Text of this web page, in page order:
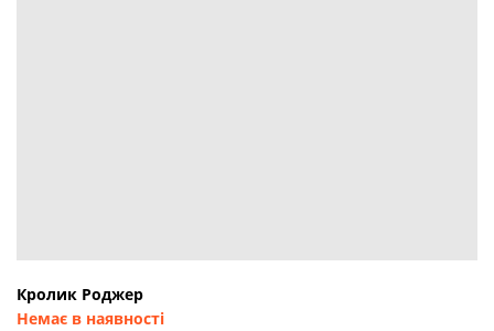
Кролик Роджер
Немає в наявності